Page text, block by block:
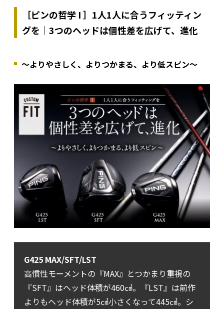
［ピンの哲学 I ］1人1人に合うフィッティン
グを｜3つのヘッドは個性差を広げて、進化
～よりやさしく、よりつかまる、より低スピン～
G425 MAX/SFT/LST
高慣性モーメントの『MAX』とつかまり重視の
『SFT』はヘッド体積が460㎤。『LST』は前作
よりもヘッド体積が5㎤小さくなって445㎤。シ